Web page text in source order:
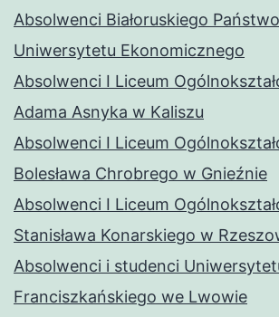
Absolwenci Białoruskiego
Uniwersytetu Ekonomicznego
Absolwenci I Liceum
Adama Asnyka w Kaliszu
Absolwenci I Liceum
Bolesława Chrobrego w Gnieźnie
Absolwenci I Liceum
Stanisława Konarskiego w
Absolwenci i studenci
Franciszkańskiego we Lwowie